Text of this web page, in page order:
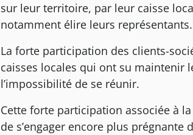
sur leur territoire, par leur caisse
notamment élire leurs représentants.
La forte participation des clients-
caisses locales qui ont su maintenir
l’impossibilité de se réunir.
Cette forte participation associée à
de s’engager encore plus